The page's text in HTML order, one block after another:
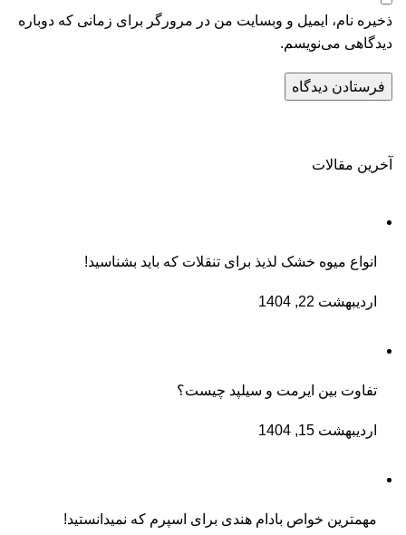
ذخیره نام، ایمیل و وبسایت من در مرورگر برای زمانی که دوباره
دیدگاهی می‌نویسم.
آخرین مقالات
انواع میوه خشک لذیذ برای تنقلات که باید بشناسید!
اردیبهشت 22, 1404
تفاوت بین ایرمت و سیلپد چیست؟
اردیبهشت 15, 1404
مهمترین خواص بادام هندی برای اسپرم که نمیدانستید!